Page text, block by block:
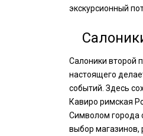
экскурсионный
Салоники второй
настоящего
событий. Здесь
Кавиро римская
Символом города
выбор магазинов,